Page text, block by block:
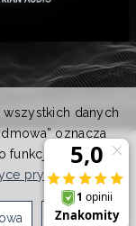
wszystkich danych
oznacza
funkcjonowania
prywatności.
Ustawienia